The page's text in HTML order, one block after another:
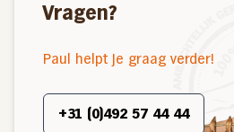
Onze Rokerij
heeft meer dan 25
van paling, dit vak is geleerd bij
Vragen?
Paul helpt je graag verder!
+31 (0)492 57 44 44